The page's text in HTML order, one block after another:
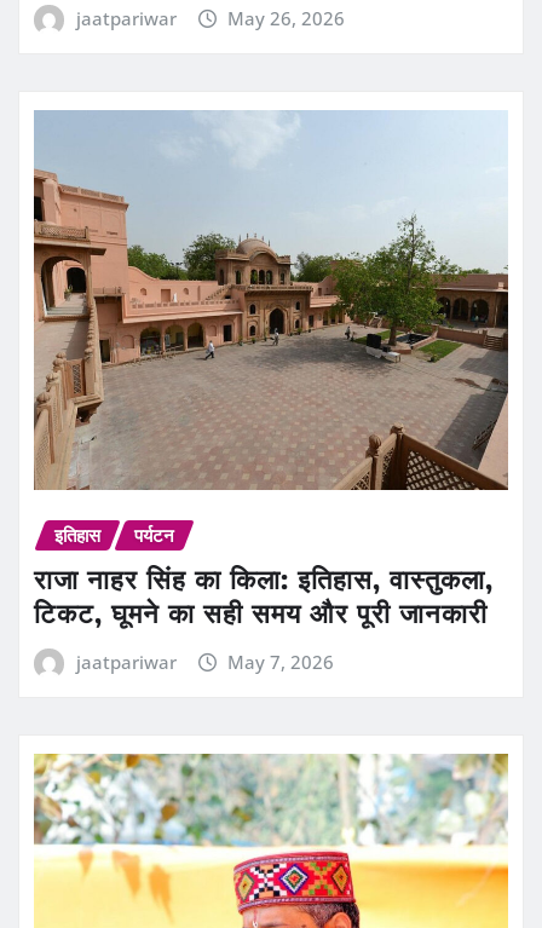
jaatpariwar May 26, 2026
इतिहास पर्यटन
राजा नाहर सिंह का किला: इतिहास, वास्तुकला,
टिकट, घूमने का सही समय और पूरी जानकारी
jaatpariwar May 7, 2026